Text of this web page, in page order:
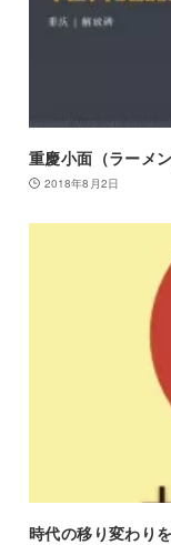
重慶小面（ラーメ
2018年8月2日
時代の移り変わり